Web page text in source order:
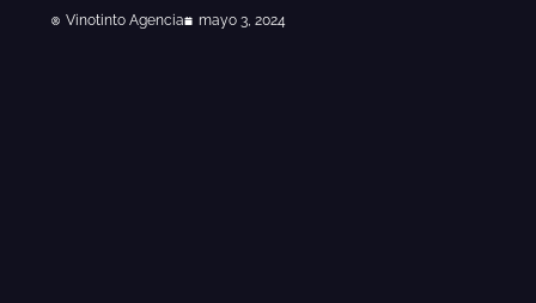
Vinotinto Agencia mayo 3, 2024